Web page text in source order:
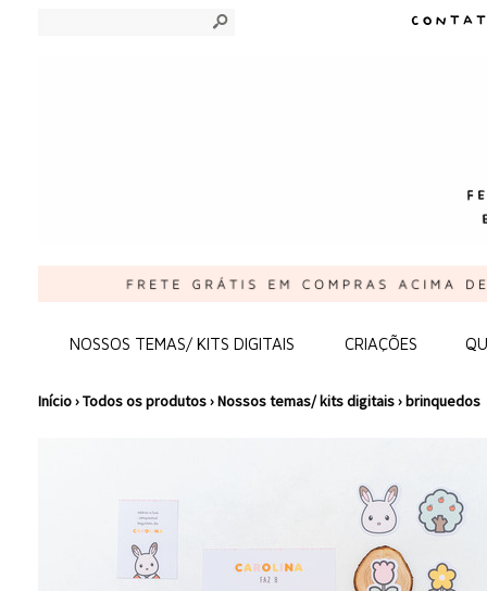
s
NOSSOS TEMAS/ KITS DIGITAIS CRIAÇÕES
Início›Todos os produtos›Nossos temas/ kits digitais›brinquedos